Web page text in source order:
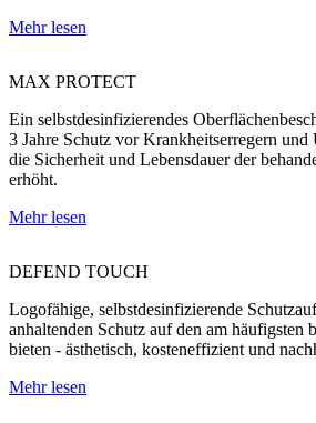
Mehr lesen
MAX PROTECT
Ein selbstdesinfizierendes
3 Jahre Schutz vor Krankheitserregern
die Sicherheit und Lebensdauer der
erhöht.
Mehr lesen
DEFEND TOUCH
Logofähige, selbstdesinfizierende
anhaltenden Schutz auf den am häufigsten
bieten - ästhetisch, kosteneffizient und
Mehr lesen